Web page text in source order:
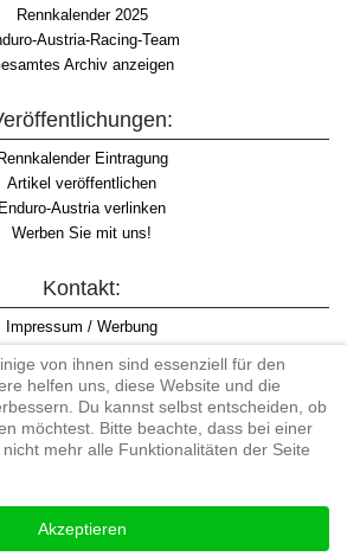
Rennkalender 2025
Austria-Racing-Team
Archiv anzeigen
Rennkalender Eintragung
Artikel veröffentlichen
Enduro-Austria verlinken
Werben Sie mit uns!
Kontakt:
Impressum / Werbung
Informationspflicht WKO
AGB
#enduroaustriaracingteam
von ihnen sind essenziell für den
helfen uns, diese Website und die
Du kannst selbst entscheiden, ob
möchtest. Bitte beachte, dass bei einer
mehr alle Funktionalitäten der Seite
Akzeptieren